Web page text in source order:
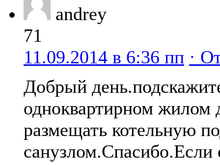
andrey
71
11.09.2014 в 6:36 пп ·
Добрый
одноквартирном
размещать котельную